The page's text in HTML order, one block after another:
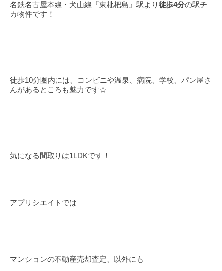
名鉄名古屋本線・犬山線『東枇杷島』駅より徒歩4分の駅チ
カ物件です！
徒歩10分圏内には、コンビニや温泉、病院、学校、パン屋さ
んがあるところも魅力です☆
気になる間取りは1LDKです！
アプリシエイトでは
マンションの不動産売却査定、以外にも